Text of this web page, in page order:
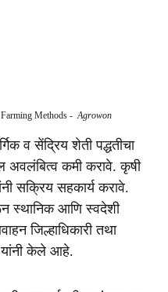
Methods -Agrowon
व सेंद्रिय शेती पद्धतीचा
अवलंबित्व कमी करावे. कृषी
सक्रिय सहकार्य करावे.
स्थानिक आणि स्वदेशी
जिल्हाधिकारी तथा
यांनी केले आहे.